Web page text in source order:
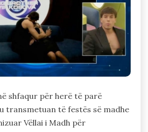
shfaqur për herë të parë
transmetuan të festës së madhe
Vëllai i Madh për